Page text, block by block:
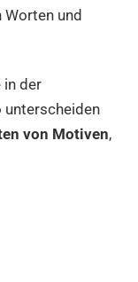
und
in der
von Motiven,